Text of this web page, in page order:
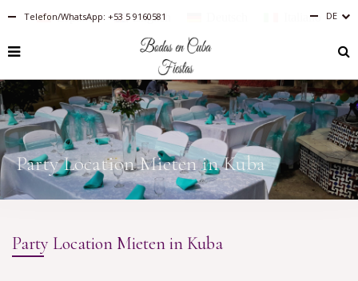
Telefon/WhatsApp: +53 5 9160581 DE
RU
BR
IT
FR
ES
EN
Party Location Mieten in Kuba
Party Location Mieten in Kuba
Español English Italiano